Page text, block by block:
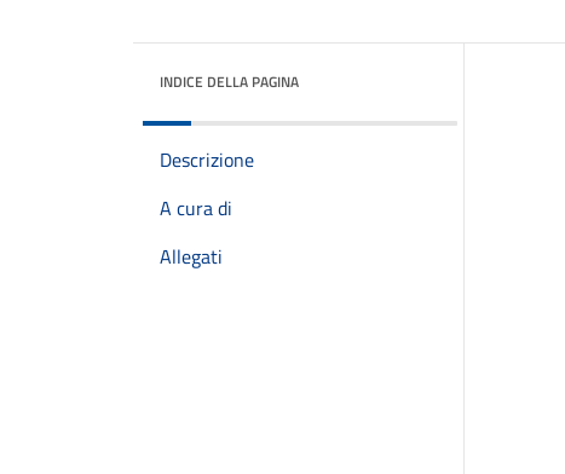
INDICE DELLA PAGINA
Descrizione
A cura di
Allegati